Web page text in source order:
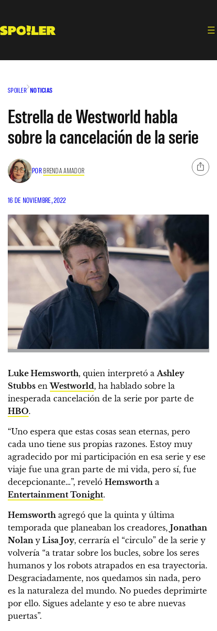
contenido
SPOILER NOTICIAS
Estrella de Westworld habla
sobre la cancelación de la serie
POR BRENDA AMADOR
16 DE NOVIEMBRE, 2022
Luke Hemsworth, quien interpretó aAshley
Stubbs enWestworld, ha hablado sobre la
inesperada cancelación de la serie por parte de
HBO.
“Uno espera que estas cosas sean eternas, pero
cada uno tiene sus propias razones. Estoy muy
agradecido por mi participación en esa serie y ese
viaje fue una gran parte de mi vida, pero sí, fue
decepcionante…”, reveló Hemswortha
Entertainment Tonight.
Hemsworthagregó que la quinta y última
temporada que planeaban los creadores, Jonathan
Nolan y Lisa Joy, cerraría el “circulo” de la serie y
volvería “a tratar sobre los bucles, sobre los seres
humanos y los robots atrapados en esa trayectoria.
Desgraciadamente, nos quedamos sin nada, pero
es la naturaleza del mundo. No puedes deprimirte
por ello. Sigues adelante y eso te abre nuevas
puertas”.